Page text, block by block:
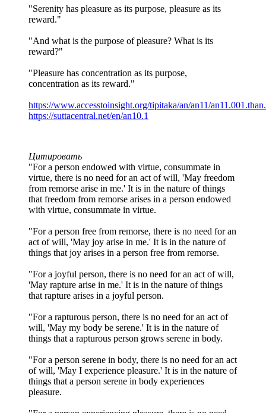
"Serenity has pleasure as its purpose, pleasure as its
reward."
"And what is the purpose of pleasure? What is its
reward?"
"Pleasure has concentration as its purpose,
concentration as its reward."
https://www.accesstoinsight.org/tipitaka/an/an11/
https://suttacentral.net/en/an10.1
Цитировать
"For a person endowed with virtue, consummate in
virtue, there is no need for an act of will, 'May freedom
from remorse arise in me.' It is in the nature of things
that freedom from remorse arises in a person endowed
with virtue, consummate in virtue.
"For a person free from remorse, there is no need for an
act of will, 'May joy arise in me.' It is in the nature of
things that joy arises in a person free from remorse.
"For a joyful person, there is no need for an act of will,
'May rapture arise in me.' It is in the nature of things
that rapture arises in a joyful person.
"For a rapturous person, there is no need for an act of
will, 'May my body be serene.' It is in the nature of
things that a rapturous person grows serene in body.
"For a person serene in body, there is no need for an act
of will, 'May I experience pleasure.' It is in the nature of
things that a person serene in body experiences
pleasure.